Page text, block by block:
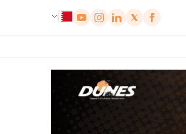
لوحة إدارة ملفات تعريف الارتباط